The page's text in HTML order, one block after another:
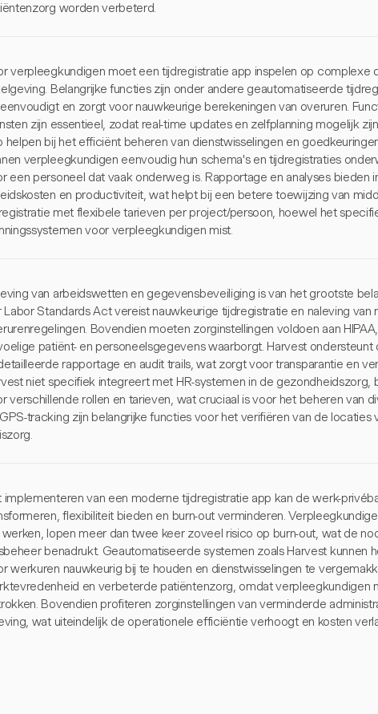
worden verbeterd.
verpleegkundigen moet een tijdregistratie app inspelen op complexe
Belangrijke functies zijn onder andere geautomatiseerde
en zorgt voor nauwkeurige berekeningen van overuren.
zijn essentieel, zodat real-time updates en zelfplanning mogelijk
helpen bij het efficiënt beheren van dienstwisselingen en
verpleegkundigen eenvoudig hun schema's en tijdregistraties
een personeel dat vaak onderweg is. Rapportage en analyses bieden
en productiviteit, wat helpt bij een betere toewijzing van
met flexibele tarieven per project/persoon, hoewel het
voor verpleegkundigen mist.
van arbeidswetten en gegevensbeveiliging is van het grootste
Labor Standards Act vereist nauwkeurige tijdregistratie en naleving van
Bovendien moeten zorginstellingen voldoen aan
patiënt- en personeelsgegevens waarborgt. Harvest
rapportage en audit trails, wat zorgt voor transparantie en
niet specifiek integreert met HR-systemen in de gezondheidszorg,
verschillende rollen en tarieven, wat cruciaal is voor het beheren van
tracking zijn belangrijke functies voor het verifiëren van de locaties
implementeren van een moderne tijdregistratie app kan de werk-
flexibiliteit bieden en burn-out verminderen.
werken, lopen meer dan twee keer zoveel risico op burn-out, wat de
benadrukt. Geautomatiseerde systemen zoals Harvest kunnen
werkuren nauwkeurig bij te houden en dienstwisselingen te
en verbeterde patiëntenzorg, omdat verpleegkundigen
Bovendien profiteren zorginstellingen van verminderde
wat uiteindelijk de operationele efficiëntie verhoogt en kosten